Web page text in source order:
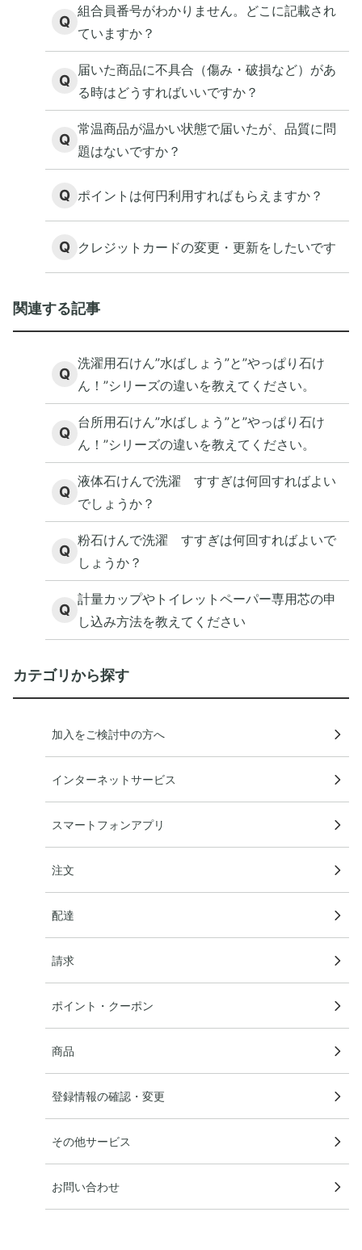
Q
組合員番号がわかりません。どこに記載され
ていますか？
Q
届いた商品に不具合（傷み・破損など）があ
る時はどうすればいいですか？
Q
常温商品が温かい状態で届いたが、品質に問
題はないですか？
Q ポイントは何円利用すればもらえますか？
Q クレジットカードの変更・更新をしたいです
関連する記事
Q
洗濯用石けん”水ばしょう”と”やっぱり石け
ん！”シリーズの違いを教えてください。
Q
台所用石けん”水ばしょう”と”やっぱり石け
ん！”シリーズの違いを教えてください。
Q
液体石けんで洗濯 すすぎは何回すればよい
でしょうか？
Q
粉石けんで洗濯 すすぎは何回すればよいで
しょうか？
Q
計量カップやトイレットペーパー専用芯の申
し込み方法を教えてください
カテゴリから探す
加入をご検討中の方へ
インターネットサービス
スマートフォンアプリ
注文
配達
請求
ポイント・クーポン
商品
登録情報の確認・変更
その他サービス
お問い合わせ